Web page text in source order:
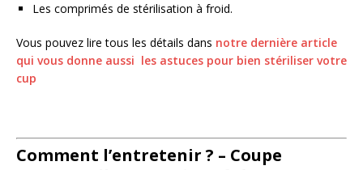
Les comprimés de stérilisation à froid.
Vous pouvez lire tous les détails dans notre dernière article
qui vous donne aussi les astuces pour bien stériliser votre
cup
Comment l’entretenir ? – Coupe